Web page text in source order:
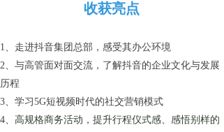
收获亮点
1、走进抖音集团总部，感受其办公环境
2、与高管面对面交流，了解抖音的企业文化与发展
历程
3、学习5G短视频时代的社交营销模式
4、高规格商务活动，提升行程仪式感、感悟别样的